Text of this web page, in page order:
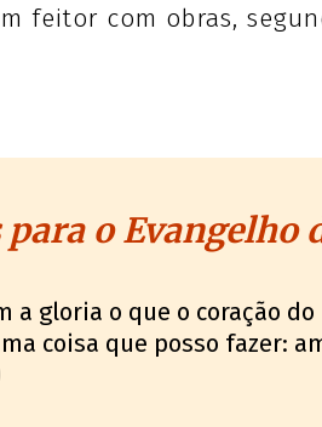
feitor com obras,
o Evangelho
a gloria o que o coração
coisa que posso fazer: